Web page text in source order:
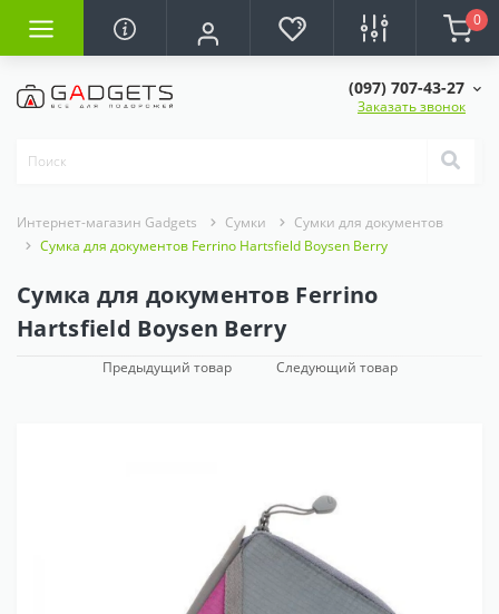
0
(097) 707-43-27
Заказать звонок
Интернет-магазин Gadgets Сумки
Сумки для документов
Сумка для документов Ferrino Hartsfield Boysen Berry
Сумка для документов Ferrino
Hartsfield Boysen Berry
Предыдущий товар Следующий товар